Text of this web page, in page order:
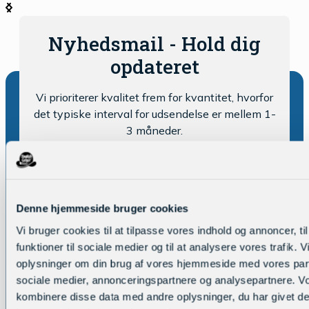
Denne hjemmeside bruger cookies
Vi bruger cookies til at tilpasse vores indhold og annoncer,
funktioner til sociale medier og til at analysere vores trafik.
oplysninger om din brug af vores hjemmeside med vores
sociale medier, annonceringspartnere og analysepartnere.
kombinere disse data med andre oplysninger, du har givet
Nyhedsmail - Hold dig
opdateret
Vi prioriterer kvalitet frem for kvantitet, hvorfor
det typiske interval for udsendelse er mellem 1-
3 måneder.
De fremmedsprogsgale